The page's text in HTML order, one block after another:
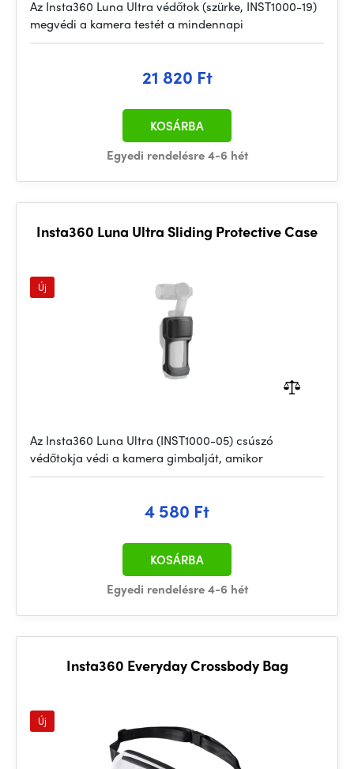
Az Insta360 Luna Ultra védőtok (szürke, INST1000-19)
megvédi a kamera testét a mindennapi
21 820 Ft
Egyedi rendelésre 4-6 hét
KOSÁRBA
Insta360 Luna Ultra Sliding Protective Case
Új
Az Insta360 Luna Ultra (INST1000-05) csúszó
védőtokja védi a kamera gimbalját, amikor
4 580 Ft
Egyedi rendelésre 4-6 hét
KOSÁRBA
Insta360 Everyday Crossbody Bag
Új